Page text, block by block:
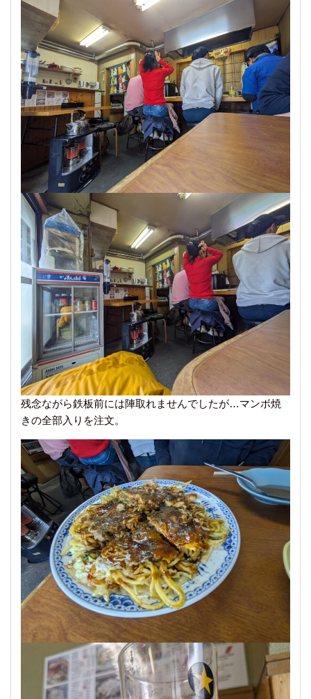
残念ながら鉄板前には陣取れませんでしたが…マンボ焼
きの全部入りを注文。